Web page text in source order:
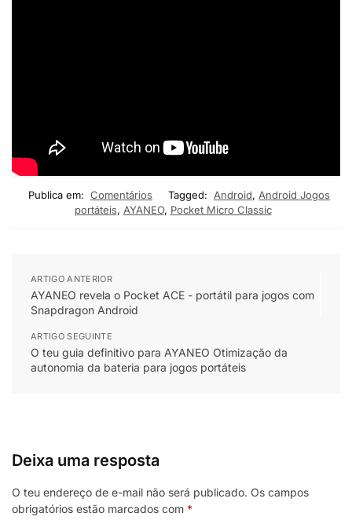
Publica em: Comentários Tagged: Android, Android Jogos
portáteis, AYANEO, Pocket Micro Classic
ARTIGO ANTERIOR
AYANEO revela o Pocket ACE - portátil para jogos com
Snapdragon Android
ARTIGO SEGUINTE
O teu guia definitivo para AYANEO Otimização da
autonomia da bateria para jogos portáteis
Deixa uma resposta
O teu endereço de e-mail não será publicado. Os campos
obrigatórios estão marcados com *